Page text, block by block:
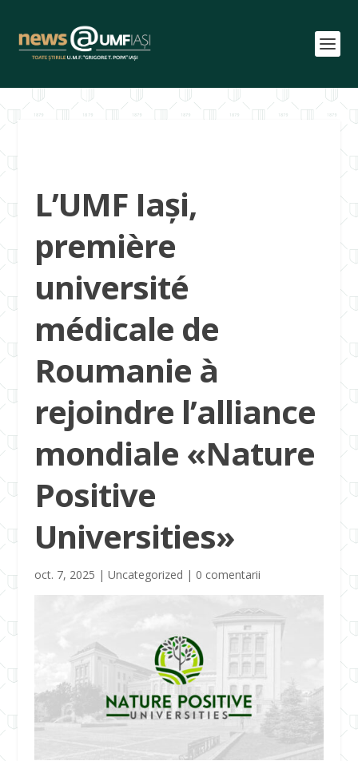
L’UMF Iași,
première
université
médicale de
Roumanie à
rejoindre l’alliance
mondiale «Nature
Positive
Universities»
oct. 7, 2025 | Uncategorized | 0 comentarii